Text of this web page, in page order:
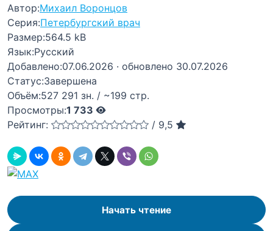
Автор:Михаил Воронцов
Серия:Петербургский врач
Размер:564.5 kB
Язык:Русский
Добавлено:07.06.2026 · обновлено 30.07.2026
Статус:Завершена
Объём:527 291 зн. / ~199 стр.
Просмотры:1 733
Рейтинг:
/ 9,5
Начать чтение